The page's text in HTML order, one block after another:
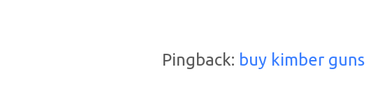
Pingback: buy kimber guns